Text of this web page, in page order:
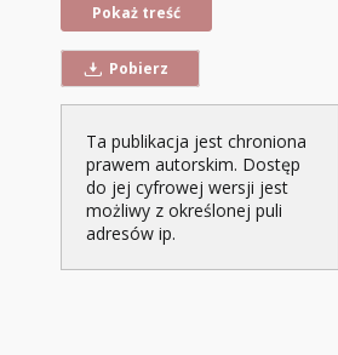
Pokaż treść
Pobierz
Ta publikacja jest chroniona
prawem autorskim. Dostęp
do jej cyfrowej wersji jest
możliwy z określonej puli
adresów ip.